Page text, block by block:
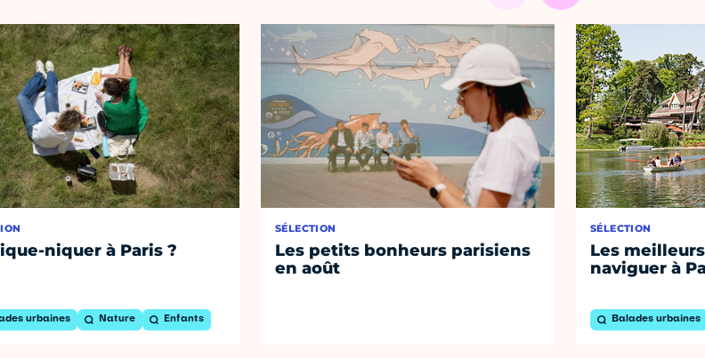
niquer à Paris ?
urbaines Nature Enfants
SÉLECTION
Les petits bonheurs parisiens
en août
SÉLECTION
Les
naviguer à
Balades urbaines